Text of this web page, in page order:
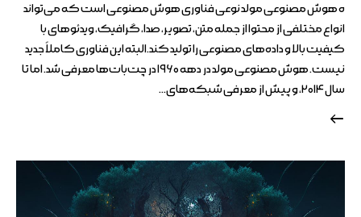
ه هوش مصنوعی مولد نوعی فناوری هوش مصنوعی است که می‌تواند
انواع مختلفی از محتوا از جمله متن، تصویر، صدا، گرافیک، ویدئوهای با
کیفیت بالا و داده‌های مصنوعی را تولید کند.البته این فناوری کاملاً جدید
نیست. هوش مصنوعی مولد در دهه ۱۹۶۰ در چت‌بات‌ها معرفی شد. اما تا
سال ۲۰۱۴، و پیش از معرفی شبکه‌های…